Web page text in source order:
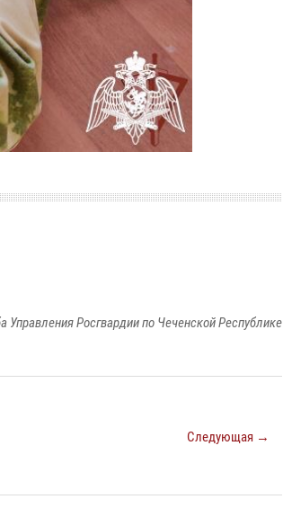
Управления Росгвардии по Чеченской Республике
Следующая →